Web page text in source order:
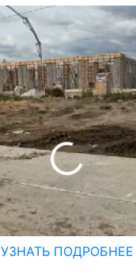
УЗНАТЬ ПОДРОБНЕЕ